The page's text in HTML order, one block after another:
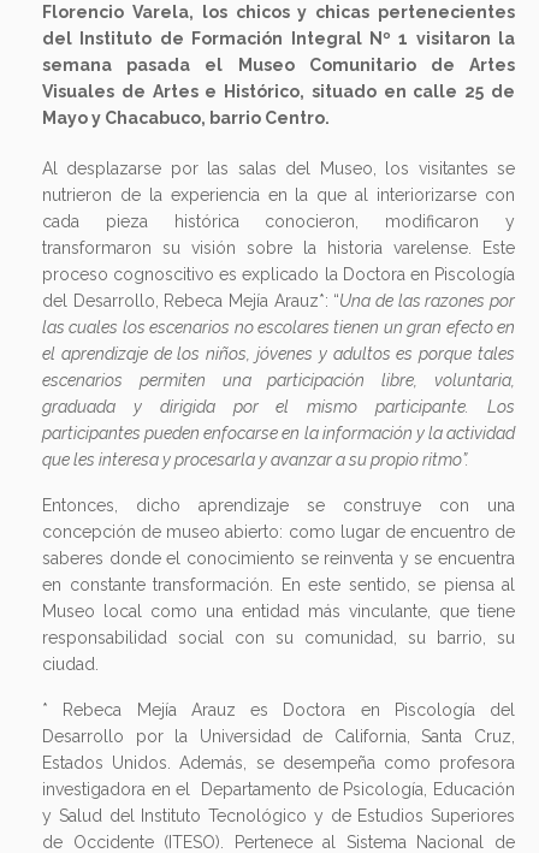
Florencio Varela, los chicos y chicas pertenecientes
del Instituto de Formación Integral Nº 1 visitaron la
semana pasada el Museo Comunitario de Artes
Visuales de Artes e Histórico, situado en calle 25 de
Mayo y Chacabuco, barrio Centro.
Al desplazarse por las salas del Museo, los visitantes se
nutrieron de la experiencia en la que al interiorizarse con
cada pieza histórica conocieron, modificaron y
transformaron su visión sobre la historia varelense. Este
proceso cognoscitivo es explicado la Doctora en Piscología
del Desarrollo, Rebeca Mejía Arauz*: “Una de las razones por
las cuales los escenarios no escolares tienen un gran efecto en
el aprendizaje de los niños, jóvenes y adultos es porque tales
escenarios permiten una participación libre, voluntaria,
graduada y dirigida por el mismo participante. Los
participantes pueden enfocarse en la información y la actividad
que les interesa y procesarla y avanzar a su propio ritmo”.
Entonces, dicho aprendizaje se construye con una
concepción de museo abierto: como lugar de encuentro de
saberes donde el conocimiento se reinventa y se encuentra
en constante transformación. En este sentido, se piensa al
Museo local como una entidad más vinculante, que tiene
responsabilidad social con su comunidad, su barrio, su
ciudad.
* Rebeca Mejía Arauz es Doctora en Piscología del
Desarrollo por la Universidad de California, Santa Cruz,
Estados Unidos. Además, se desempeña como profesora
investigadora en el Departamento de Psicología, Educación
y Salud del Instituto Tecnológico y de Estudios Superiores
de Occidente (ITESO). Pertenece al Sistema Nacional de